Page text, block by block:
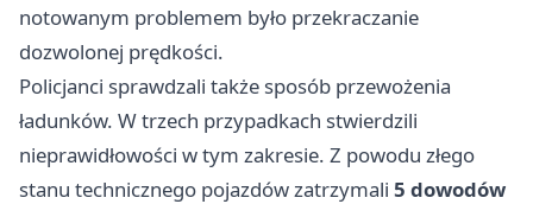
notowanym problemem było przekraczanie
dozwolonej prędkości.
Policjanci sprawdzali także sposób przewożenia
ładunków. W trzech przypadkach stwierdzili
nieprawidłowości w tym zakresie. Z powodu złego
stanu technicznego pojazdów zatrzymali 5 dowodów